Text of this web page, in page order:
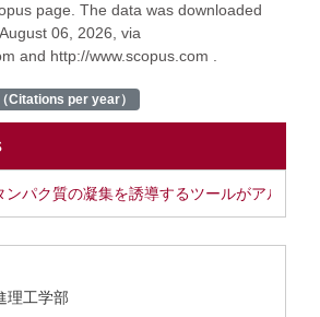
page. The data was downloaded
06, 2026, via
and http://www.scopus.com .
Citations per year）
ンパク質の凝集を誘導するツールがアルツ
理工学部